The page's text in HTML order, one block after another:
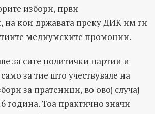
избори, први
на кои државата преку ДИК им ги
медиумските промоции.
за сите политички партии и
за тие што учествувале на
за пратеници, во овој случај
година. Тоа практично значи